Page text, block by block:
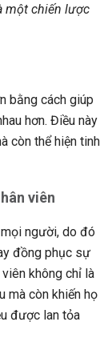
một chiến lược
bằng cách giúp
hơn. Điều này
còn thể hiện tinh
viên
người, do đó
đồng phục sự
không chỉ là
mà còn khiến họ
được lan tỏa